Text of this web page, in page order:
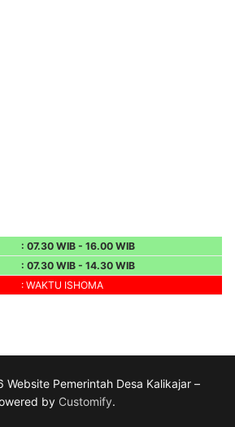
: 07.30 WIB - 16.00 WIB
: 07.30 WIB - 14.30 WIB
: WAKTU ISHOMA
Pemerintah Desa Kalikajar –
by Customify.